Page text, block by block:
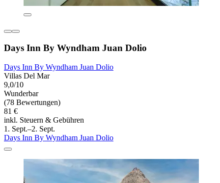
Days Inn By Wyndham Juan Dolio
Days Inn By Wyndham Juan Dolio
Villas Del Mar
9,0/10
Wunderbar
(78 Bewertungen)
81 €
inkl. Steuern & Gebühren
1. Sept.–2. Sept.
Days Inn By Wyndham Juan Dolio